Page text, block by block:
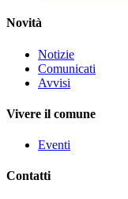
Novità
Notizie
Comunicati
Avvisi
Vivere il comune
Eventi
Contatti